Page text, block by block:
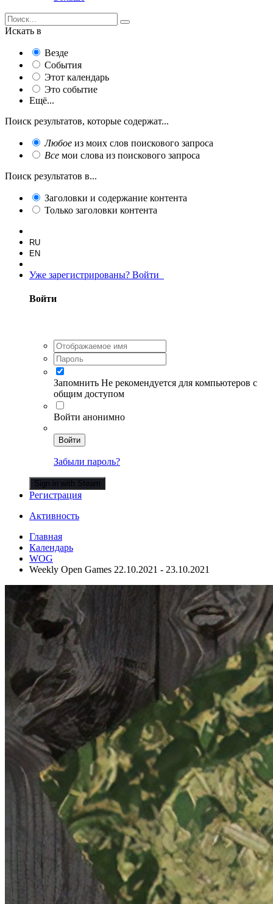
Искать в
Везде
События
Этот календарь
Это событие
Ещё...
Поиск результатов, которые содержат...
Любое из моих слов поискового запроса
Все мои слова из поискового запроса
Поиск результатов в...
Заголовки и содержание контента
Только заголовки контента
RU
EN
Уже зарегистрированы? Войти
Войти
Запомнить Не рекомендуется для компьютеров с
общим доступом
Войти анонимно
Войти
Забыли пароль?
Sign in with Steam
Регистрация
Активность
Главная
Календарь
WOG
Weekly Open Games 22.10.2021 - 23.10.2021